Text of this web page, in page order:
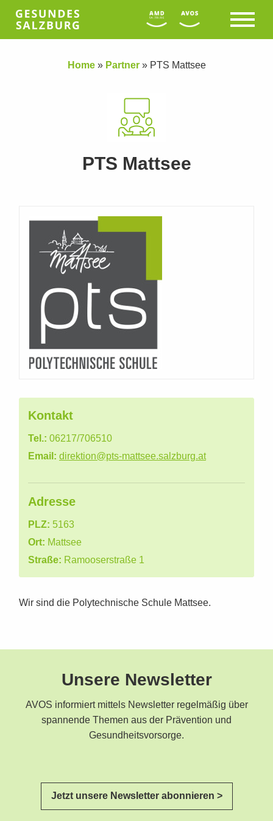
Home» Partner» PTS Mattsee
PTS Mattsee
Kontakt
Tel.: 06217/706510
Email: direktion@pts-mattsee.salzburg.at
Adresse
PLZ: 5163
Ort: Mattsee
Straße: Ramooserstraße 1
Wir sind die Polytechnische Schule Mattsee.
Unsere Newsletter
AVOS informiert mittels Newsletter regelmäßig über
spannende Themen aus der Prävention und
Gesundheitsvorsorge.
Jetzt unsere Newsletter abonnieren >